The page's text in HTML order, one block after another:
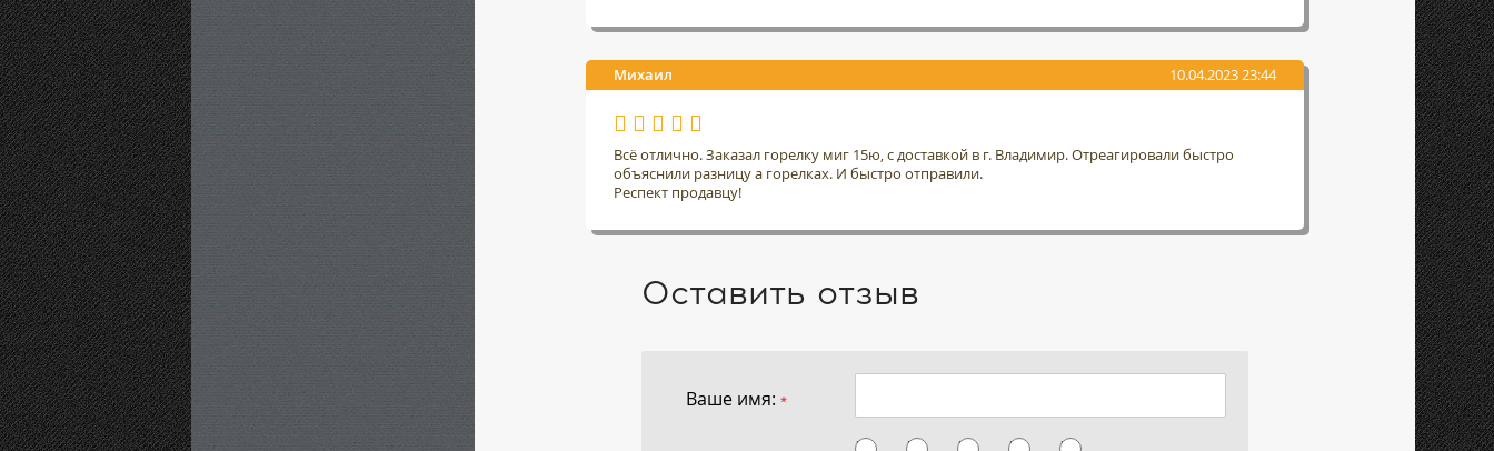
Михаил 10.04.2023 23:44
Всё отлично. Заказал горелку миг 15ю, с доставкой в г. Владимир. Отреагировали быстро
объяснили разницу а горелках. И быстро отправили.
Респект продавцу!
Оставить отзыв
Ваше имя: *